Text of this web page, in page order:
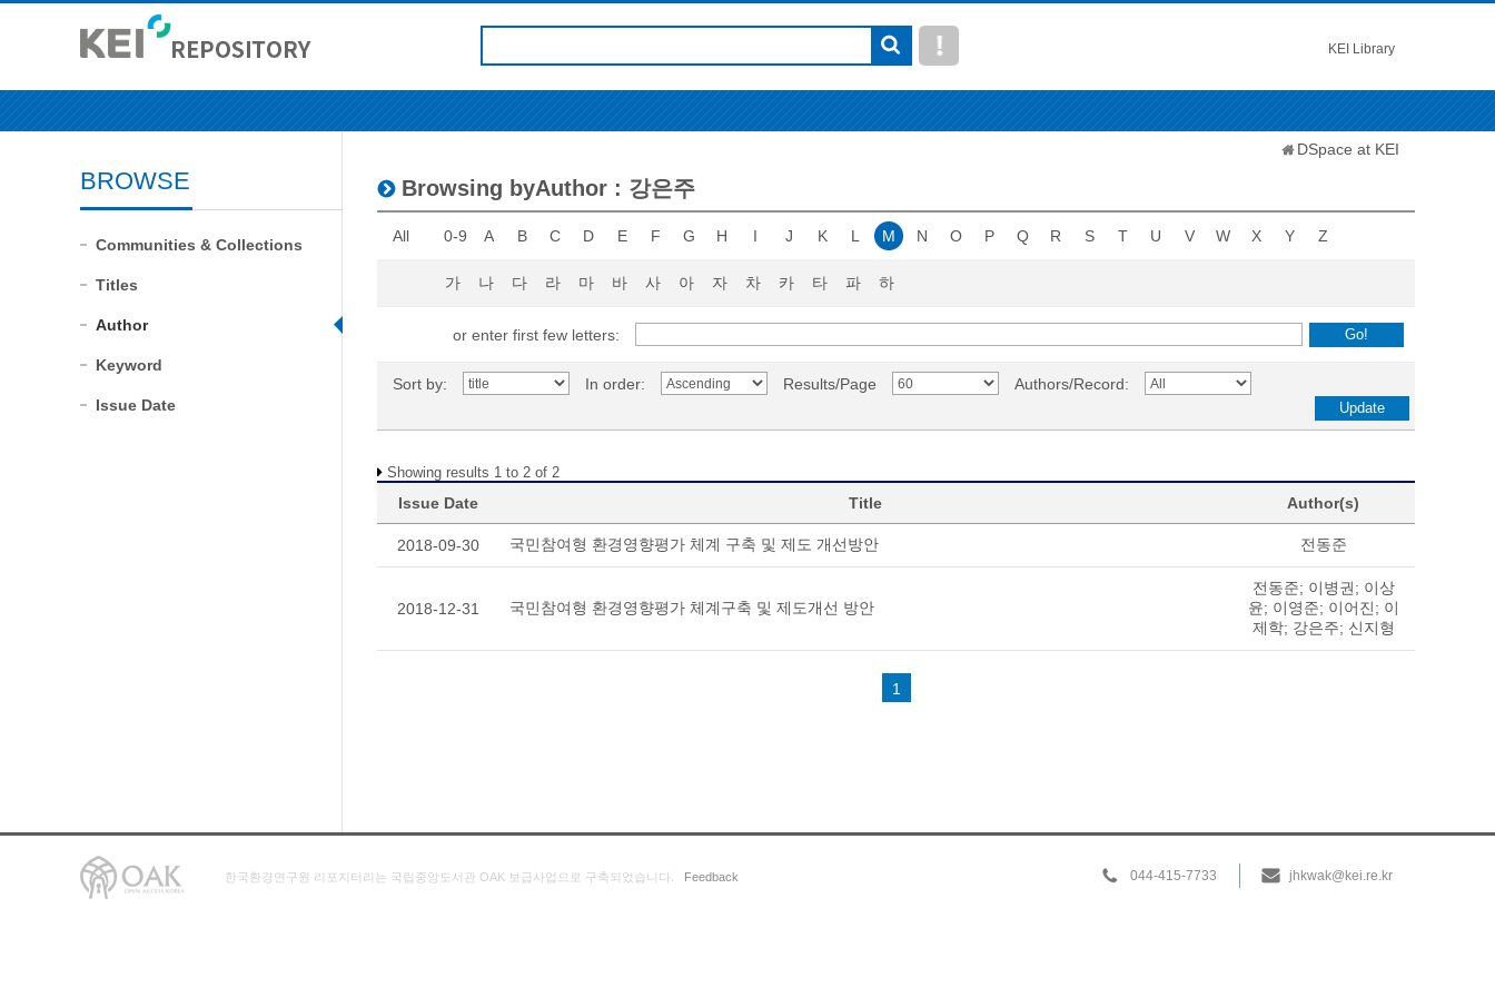
KEI Library
BROWSE
Communities & Collections
Titles
Author
Keyword
Issue Date
DSpace at KEI
Browsing byAuthor : 강은주
All 0-9 A B C D E F G H I J K L M N O P Q R S T U V W X Y Z
가 나 다 라 마 바 사 아 자 차 카 타 파 하
or enter first few letters:
Sort by: In order: Results/Page Authors/Record:
Showing results 1 to 2 of 2
Issue Date Title Author(s)
2018-09-30 국민참여형 환경영향평가 체계 구축 및 제도 개선방안 전동준
2018-12-31 국민참여형 환경영향평가 체계구축 및 제도개선 방안
전동준; 이병권; 이상
윤; 이영준; 이어진; 이
제학; 강은주; 신지형
1
044-415-7733 jhkwak@kei.re.kr
한국환경연구원 리포지터리는 국립중앙도서관 OAK 보급사업으로 구축되었습니다. Feedback